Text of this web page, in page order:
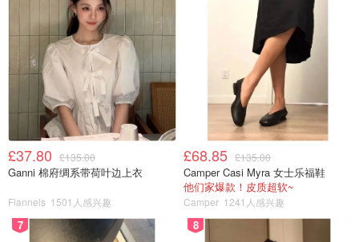
£37.80 £135.00
Ganni 棉府绸系带荷叶边上衣
Flannels 1501人感兴趣
£68.85 £135.00
Camper Casi Myra 女士乐福鞋
他们家爆款！皮质超软~
Camper 1241人感兴趣
7 8